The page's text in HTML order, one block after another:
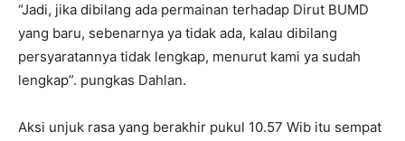
“Jadi, jika dibilang ada permainan terhadap Dirut BUMD
yang baru, sebenarnya ya tidak ada, kalau dibilang
persyaratannya tidak lengkap, menurut kami ya sudah
lengkap”. pungkas Dahlan.
Aksi unjuk rasa yang berakhir pukul 10.57 Wib itu sempat